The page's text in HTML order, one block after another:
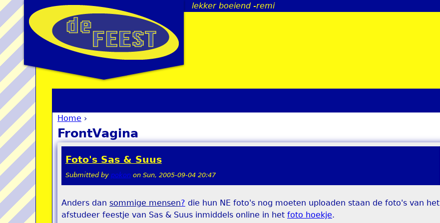
lekker boeiend -remi
You are here
Home ›
FrontVagina
Foto's Sas & Suus
Submitted by pokon on Sun, 2005-09-04 20:47
Anders dan sommige mensen? die hun NE foto's nog moeten uploaden staan de foto's van het
afstudeer feestje van Sas & Suus inmiddels online in het foto hoekje.